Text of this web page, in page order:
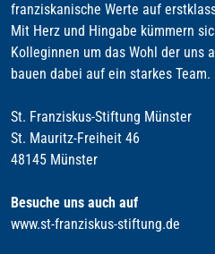
franziskanische Werte auf
Mit Herz und Hingabe kümmern
Kolleginnen um das Wohl der uns
bauen dabei auf ein starkes Team.
St. Franziskus-Stiftung Münster
St. Mauritz-Freiheit 46
48145 Münster
Besuche uns auch auf
www.st-franziskus-stiftung.de